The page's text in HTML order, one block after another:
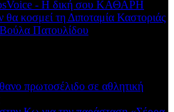
- H δική σου ΚΑΘΑΡΗ
κοσμεί τη Διποταμία Καστοριάς
Πατουλίδου
πρωτοσέλιδο σε αθλητική